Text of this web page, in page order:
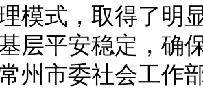
模式，取得了明
层平安稳定，确
州市委社会工作